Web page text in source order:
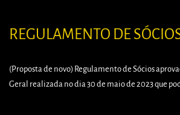
REGULAMENTO DE
(Proposta de novo) Regulamento de Sócios
Geral realizada no dia 30 de maio de 2023 que